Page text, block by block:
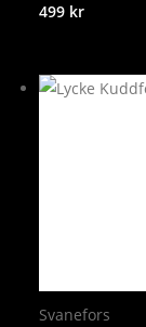
499 kr
Svanefors